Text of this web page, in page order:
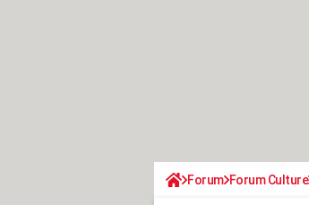
Forum Forum Culture